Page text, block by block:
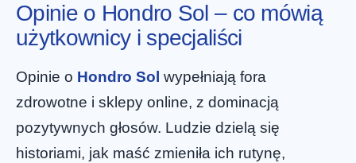
Opinie o Hondro Sol – co mówią
użytkownicy i specjaliści
Opinie o Hondro Sol wypełniają fora
zdrowotne i sklepy online, z dominacją
pozytywnych głosów. Ludzie dzielą się
historiami, jak maść zmieniła ich rutynę,